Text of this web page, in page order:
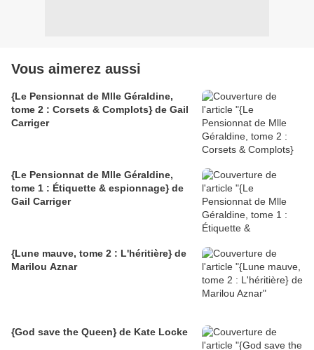
Vous aimerez aussi
{Le Pensionnat de Mlle Géraldine,
tome 2 : Corsets & Complots} de Gail
Carriger
{Le Pensionnat de Mlle Géraldine,
tome 1 : Étiquette & espionnage} de
Gail Carriger
{Lune mauve, tome 2 : L'héritière} de
Marilou Aznar
{God save the Queen} de Kate Locke